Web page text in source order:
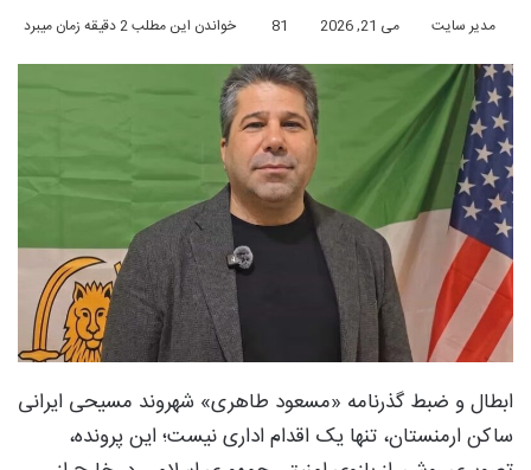
مدیر سایت می 21, 2026 81 خواندن این مطلب 2 دقیقه زمان میبرد
ابطال و ضبط گذرنامه «مسعود طاهری» شهروند مسیحی ایرانی
ساکن ارمنستان، تنها یک اقدام اداری نیست؛ این پرونده،